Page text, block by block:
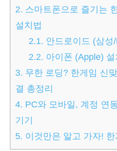
2. 스마트폰으로 즐기는
설치법
2.1. 안드로이드 (삼성
2.2. 아이폰 (Apple) 설
3. 무한 로딩? 한게임 신
결 총정리
4. PC와 모바일, 계정 연
기기
5. 이것만은 알고 가자!